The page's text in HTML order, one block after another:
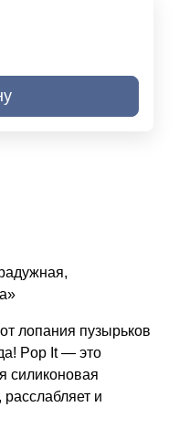
лопания пузырьков
! Pop It — это
силиконовая
расслабляет и